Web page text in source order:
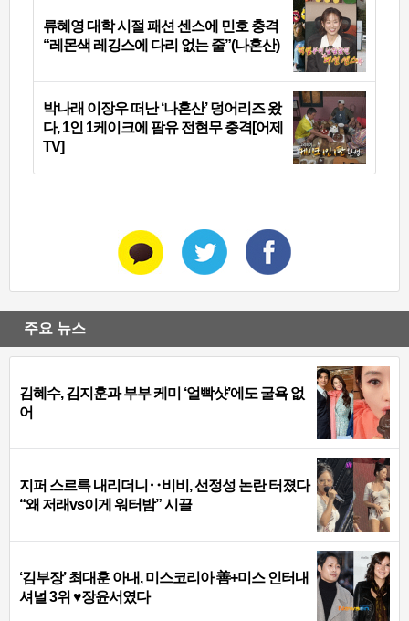
류혜영 대학 시절 패션 센스에 민호 충격
“레몬색 레깅스에 다리 없는 줄”(나혼산)
박나래 이장우 떠난 ‘나혼산’ 덩어리즈 왔
다, 1인 1케이크에 팜유 전현무 충격[어제
TV]
주요 뉴스
김혜수, 김지훈과 부부 케미 ‘얼빡샷’에도 굴욕 없
어
지퍼 스르륵 내리더니‥비비, 선정성 논란 터졌다
“왜 저래vs이게 워터밤” 시끌
‘김부장’ 최대훈 아내, 미스코리아 善+미스 인터내
셔널 3위 ♥장윤서였다